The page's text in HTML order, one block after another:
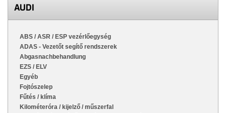
AUDI
ABS / ASR / ESP vezérlőegység
ADAS - Vezetőt segítő rendszerek
Abgasnachbehandlung
EZS / ELV
Egyéb
Fojtószelep
Fűtés / klíma
Kilométeróra / kijelző / műszerfal